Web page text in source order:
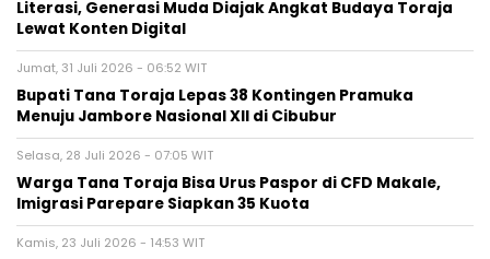
Literasi, Generasi Muda Diajak Angkat Budaya Toraja
Lewat Konten Digital
Jumat, 31 Juli 2026 - 06:52 WIT
Bupati Tana Toraja Lepas 38 Kontingen Pramuka
Menuju Jambore Nasional XII di Cibubur
Selasa, 28 Juli 2026 - 07:05 WIT
Warga Tana Toraja Bisa Urus Paspor di CFD Makale,
Imigrasi Parepare Siapkan 35 Kuota
Kamis, 23 Juli 2026 - 14:53 WIT